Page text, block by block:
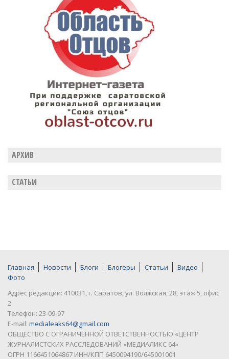
АРХИВ
СТАТЬИ
Главная Новости Блоги Блогеры Статьи
Видео
Фото
Адрес редакции: 410031, г. Саратов, ул. Волжская, 28, этаж 5, офис
2.
Телефон: 23-09-97
E-mail: medialeaks64@gmail.com
ОБЩЕСТВО С ОГРАНИЧЕННОЙ ОТВЕТСТВЕННОСТЬЮ «ЦЕНТР
ЖУРНАЛИСТСКИХ РАССЛЕДОВАНИЙ «МЕДИАЛИКС 64»
ОГРН 1166451064867 ИНН/КПП 6450094190/645001001